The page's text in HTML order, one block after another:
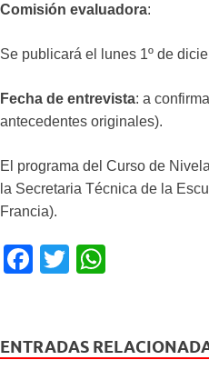
Comisión evaluadora:
Se publicará el lunes 1º de
Fecha de entrevista: a
antecedentes originales).
El programa del Curso de
la Secretaria Técnica de la
Francia).
F
e
T
er s
ENTRADAS